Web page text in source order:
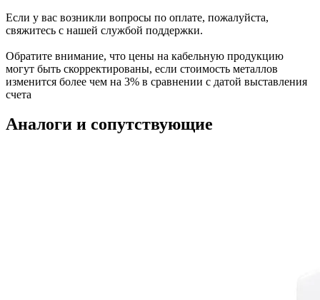
Если у вас возникли вопросы по оплате, пожалуйста,
свяжитесь с нашей службой поддержки.
Обратите внимание, что цены на кабельную продукцию
могут быть скорректированы, если стоимость металлов
изменится более чем на 3% в сравнении с датой выставления
счета
Аналоги и сопутствующие